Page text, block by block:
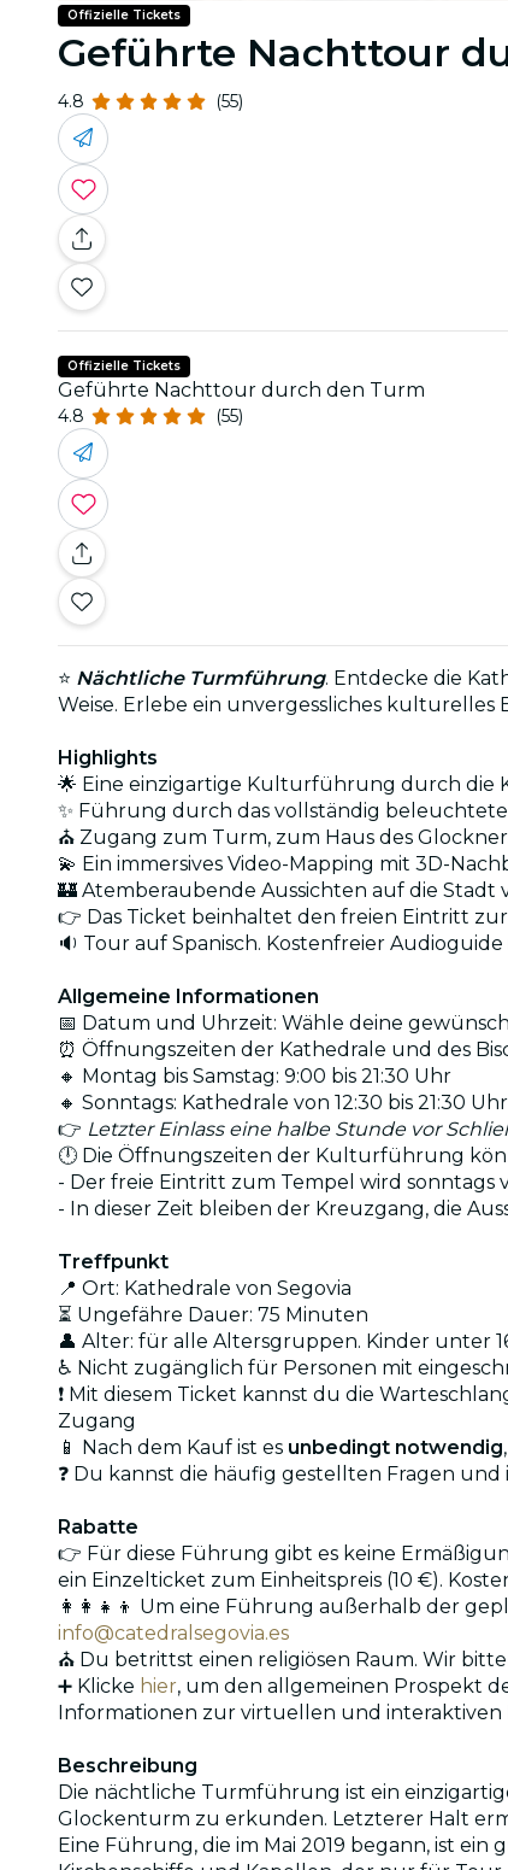
Offizielle Tickets
Geführte Nachttour
4.8 (55)
Offizielle Tickets
Geführte Nachttour durch den Turm
4.8 (55)
⭐ Nächtliche Turmführung. Entdecke die
Weise. Erlebe ein unvergessliches kulturelles
Highlights
🌟 Eine einzigartige Kulturführung durch die
✨ Führung durch das vollständig
⛪ Zugang zum Turm, zum Haus des
💫 Ein immersives Video-Mapping mit 3D-
🏰 Atemberaubende Aussichten auf die
👉 Das Ticket beinhaltet den freien Eintritt
🔉 Tour auf Spanisch. Kostenfreier
Allgemeine Informationen
📅 Datum und Uhrzeit: Wähle deine
⏰ Öffnungszeiten der Kathedrale und des
🔸 Montag bis Samstag: 9:00 bis 21:30 Uhr
🔸 Sonntags: Kathedrale von 12:30 bis 21:30
👉 Letzter Einlass eine halbe Stunde vor
🕛 Die Öffnungszeiten der Kulturführung
- Der freie Eintritt zum Tempel wird sonntags
- In dieser Zeit bleiben der Kreuzgang, die
Treffpunkt
📍 Ort: Kathedrale von Segovia
⏳ Ungefähre Dauer: 75 Minuten
👤 Alter: für alle Altersgruppen. Kinder unter
♿ Nicht zugänglich für Personen mit
❗ Mit diesem Ticket kannst du die
Zugang
📱 Nach dem Kauf ist es unbedingt notwendig
❓ Du kannst die häufig gestellten Fragen
Rabatte
👉 Für diese Führung gibt es keine
ein Einzelticket zum Einheitspreis (10 €).
👩‍👩‍👧‍👦 Um eine Führung außerhalb der
info@catedralsegovia.es
⛪ Du betrittst einen religiösen Raum. Wir
➕ Klicke hier, um den allgemeinen Prospekt
Informationen zur virtuellen und interaktiven
Beschreibung
Die nächtliche Turmführung ist ein
Glockenturm zu erkunden. Letzterer Halt
Eine Führung, die im Mai 2019 begann, ist